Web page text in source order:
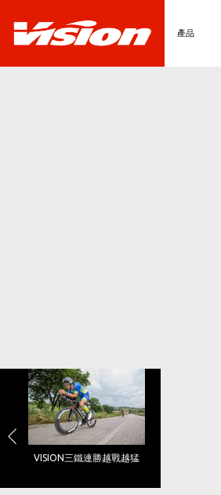
產品
VISION三鐵連勝越戰越猛